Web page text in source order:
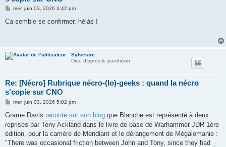
M
s
mer. juin 03, 2026 3:42 pm
Ca semble se confirmer, hélàs !
Sylvestre
Dieu d'après le panthéon
Re: [Nécro] Rubrique nécro-(lo)-geeks : quand la nécro
s'copie sur CNO
M
s
a
g
e
mer. juin 03, 2026 5:02 pm
Grame Davis raconte sur son blog que Blanche est représenté à deux
reprises par Tony Ackland dans le livre de base de Warhammer JDR 1ère
édition, pour la carrière de Mendiant et le dérangement de Mégalomanie :
"There was occasional friction between John and Tony, since they had